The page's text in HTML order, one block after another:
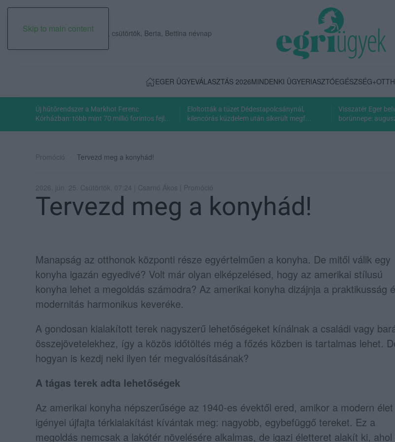
Skip to main content
2026. augusztus 06., csütörtök, Berta, Bettina névnap
EGER ÜGYEVÁLASZTÁS 2026MINDENKI ÜGYERIASZTÓEGÉSZSÉG+
Új hűtőrendszer a Markhot Ferenc
Kórházban: több mint 70 millió forintos fejl...
Eloltották a tüzet Dédestapolcsánynál,
kilencórás küzdelem után sikerült megf...
Visszatér Eger
borünnepe:
Promóció Tervezd meg a konyhád!
2026. jún. 25. Csütörtök, 07:24 | Csarnó Ákos | Promóció
Tervezd meg a konyhád!
Manapság az otthonok központi része egyértelműen a konyha. De mitől válik egy
konyha igazán egyedivé? Volt már olyan elképzelésed, hogy az amerikai stílusú
konyha lehet a megoldás számodra? Az amerikai konyha dizájnja a praktikusság
modernitás harmonikus keveréke.
A gondosan kialakított terek nagyszerű lehetőségeket kínálnak a családi vagy
összejövetelekhez, így a közös időtöltés még a főzés közben is tartalmas lehet.
hogyan is kezdj neki ilyen tér megvalósításának?
A tágas terek adta lehetőségek
Az amerikai konyha népszerűsége az 1940-es évektől ered, amikor a modern élet
igényei újfajta térkialakítást kívántak meg: nagyobb, egybefüggő tereket. Ez a
megoldás nemcsak a lakótér növelésére alkalmas, de igazi életteret alakít ki, ahol